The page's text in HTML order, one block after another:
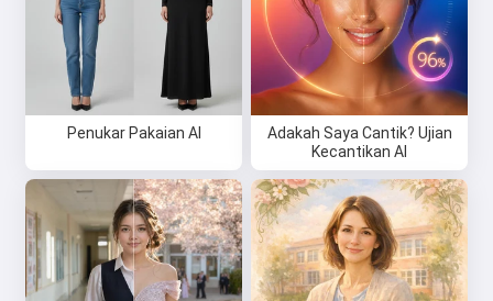
Penukar Pakaian AI
Adakah Saya Cantik? Ujian
Kecantikan AI